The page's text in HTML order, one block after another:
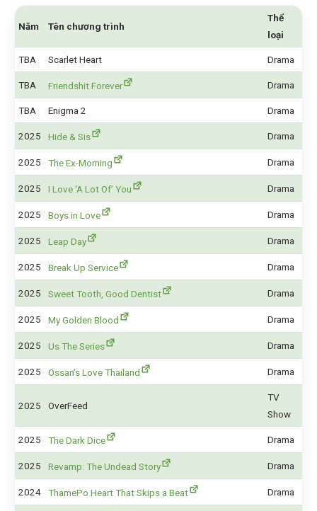
Năm Tên chương trình
Thể
loại
TBA Scarlet Heart Drama
TBA Friendshit Forever Drama
TBA Enigma 2 Drama
2025 Hide & Sis Drama
2025 The Ex-Morning Drama
2025 I Love ‘A Lot Of’ You Drama
2025 Boys in Love Drama
2025 Leap Day Drama
2025 Break Up Service Drama
2025 Sweet Tooth, Good Dentist Drama
2025 My Golden Blood Drama
2025 Us The Series Drama
2025 Ossan’s Love Thailand Drama
2025 OverFeed
TV
Show
2025 The Dark Dice Drama
2025 Revamp: The Undead Story Drama
2024 ThamePo Heart That Skips a Beat Drama